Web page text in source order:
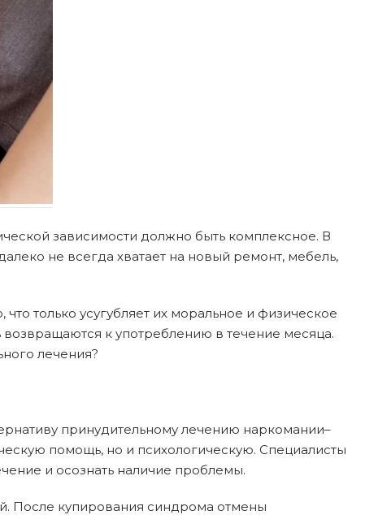
зависимости должно быть комплексное. В
не всегда хватает на новый ремонт, мебель,
только усугубляет их моральное и физическое
к употреблению в течение месяца.
лечения?
принудительному лечению наркомании–
помощь, но и психологическую. Специалисты
и осознать наличие проблемы.
После купирования синдрома отмены